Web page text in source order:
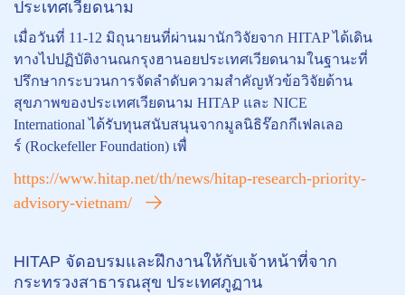
ประเทศเวียดนาม
เมื่อวันที่ 11-12 มิถุนายนที่ผ่านมานักวิจัยจาก HITAP ได้เดิน
ทางไปปฏิบัติงานณกรุงฮานอยประเทศเวียดนามในฐานะที่
ปรึกษากระบวนการจัดลำดับความสำคัญหัวข้อวิจัยด้าน
สุขภาพของประเทศเวียดนาม HITAP และ NICE
International ได้รับทุนสนับสนุนจากมูลนิธิร๊อกกีเฟลเลอ
ร์ (Rockefeller Foundation) เพื่
https://www.hitap.net/th/news/hitap-research-priority-
advisory-vietnam/
HITAP จัดอบรมและฝึกงานให้กับเจ้าหน้าที่จาก
กระทรวงสาธารณสุข ประเทศภูฏาน